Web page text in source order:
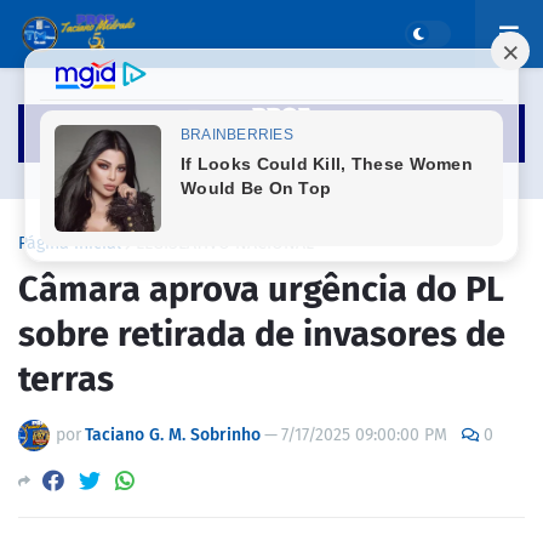
Página inicial
Câmara aprova urgência do PL
sobre retirada de invasores de
terras
porTaciano G. M. Sobrinho—7/17/2025 09:00:00 PM 0